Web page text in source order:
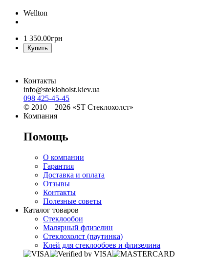
Wellton
1 350.00грн
Купить
Контакты
info@stekloholst.kiev.ua
098 425-45-45
© 2010—2026 «ST Стеклохолст»
Компания
Помощь
О компании
Гарантия
Доставка и оплата
Отзывы
Контакты
Полезные советы
Каталог товаров
Стеклообои
Малярный флизелин
Стеклохолст (паутинка)
Клей для стеклообоев и флизелина